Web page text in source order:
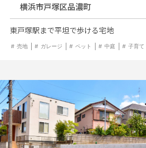
横浜市戸塚区品濃町
東戸塚駅まで平坦で歩ける宅地
売地 ガレージ ペット 中庭 子育て